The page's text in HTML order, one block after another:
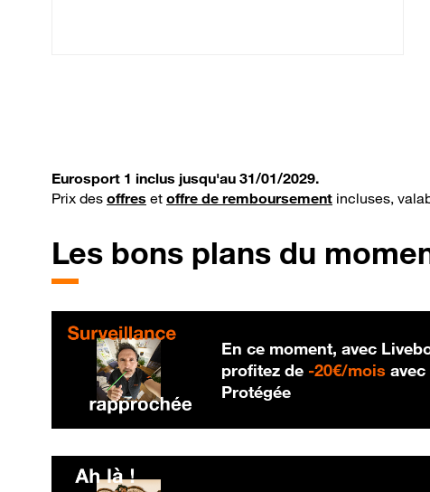
Eurosport 1 inclus jusqu'au 31/01/2029.
Prix des offres et offre de remboursement incluses,
Les bons plans du
En ce moment, avec
profitez de -20€/mois 20 €
Protégée